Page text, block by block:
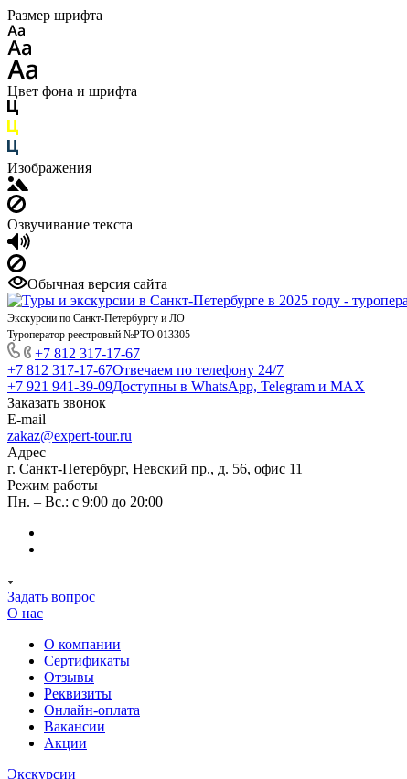
Размер шрифта
Цвет фона и шрифта
Изображения
Озвучивание текста
Обычная версия сайта
Экскурсии по Санкт-Петербургу и ЛО
Туроператор реестровый №РТО 013305
+7 812 317-17-67
+7 812 317-17-67Отвечаем по телефону 24/7
+7 921 941-39-09Доступны в WhatsApp, Telegram и MAX
Заказать звонок
E-mail
zakaz@expert-tour.ru
Адрес
г. Санкт-Петербург, Невский пр., д. 56, офис 11
Режим работы
Пн. – Вс.: с 9:00 до 20:00
Задать вопрос
О нас
О компании
Сертификаты
Отзывы
Реквизиты
Онлайн-оплата
Вакансии
Акции
Экскурсии